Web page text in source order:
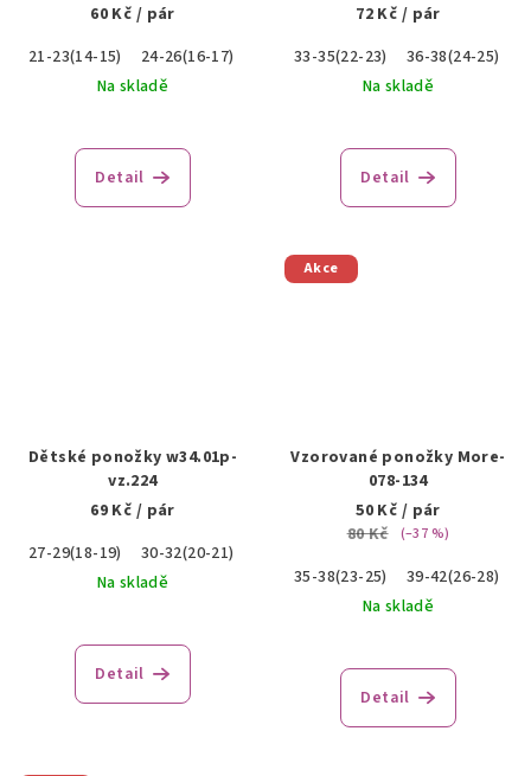
60 Kč / pár
21-23(14-15)
24-26(16-17)
Na skladě
Detail
72 Kč / pár
33-35(22-23)
36-38(24-25)
Na skladě
Detail
Dětské ponožky w34.01p-
vz.224
69 Kč / pár
27-29(18-19)
30-32(20-21)
Na skladě
Detail
Akce
Vzorované ponožky More-
078-134
50 Kč / pár
80 Kč
(–37 %)
35-38(23-25)
39-42(26-28)
Na skladě
Detail